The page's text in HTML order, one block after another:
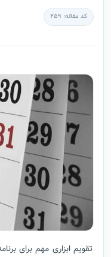
کد مقاله: 259
تقویم ابزاری مهم برای